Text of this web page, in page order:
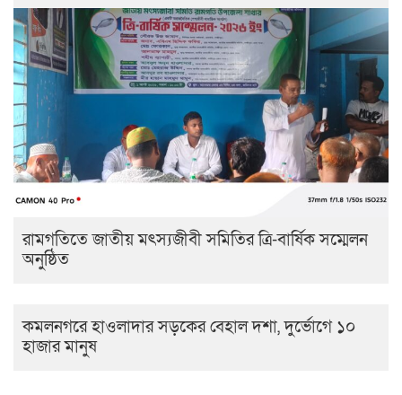
রামগতিতে জাতীয় মৎস্যজীবী সমিতির ত্রি-বার্ষিক সম্মেলন
অনুষ্ঠিত
কমলনগরে হাওলাদার সড়কের বেহাল দশা, দুর্ভোগে ১০
হাজার মানুষ